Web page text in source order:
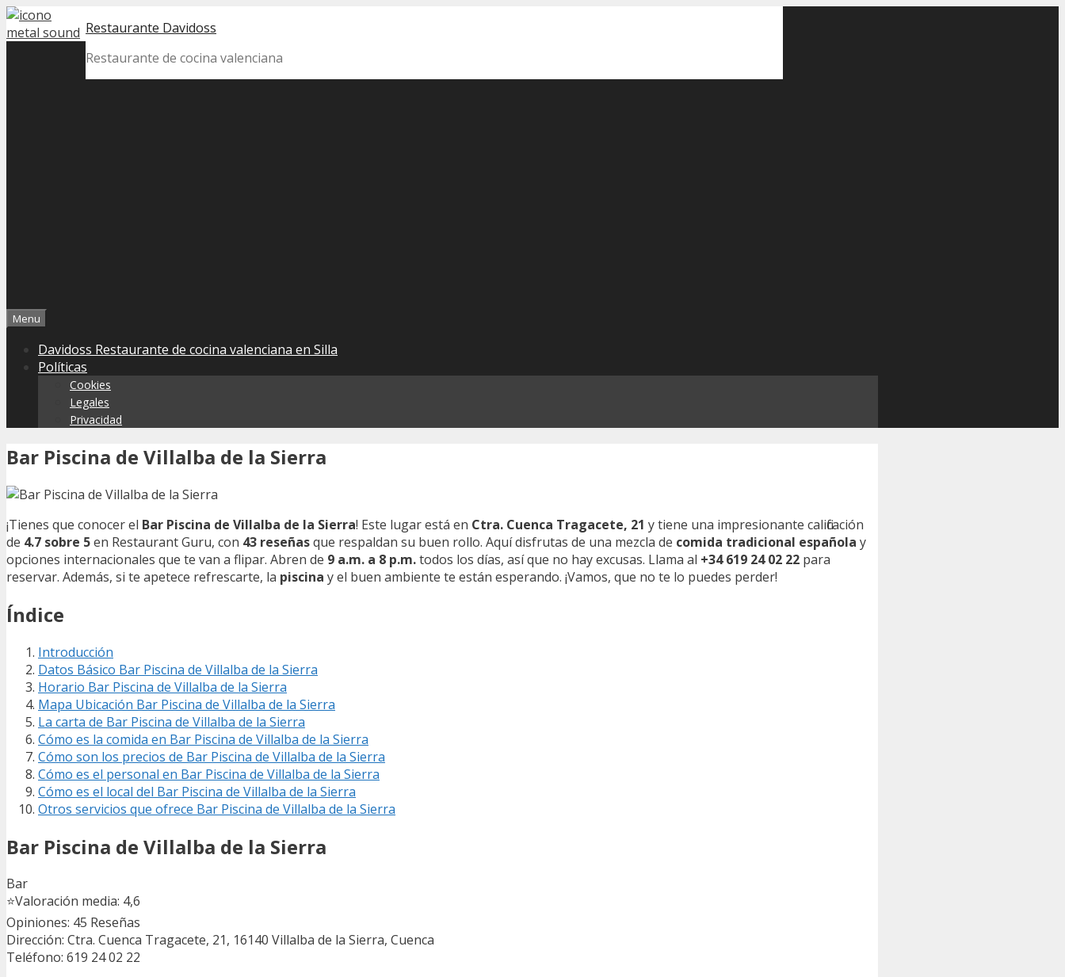
Skip
to
Restaurante Davidoss
Restaurante de cocina valenciana
Menu
Davidoss Restaurante de cocina valenciana en Silla
Políticas
Cookies
Legales
Privacidad
Bar Piscina de Villalba de la Sierra
¡Tienes que conocer el Bar Piscina de Villalba de la Sierra! Este lugar está en Ctra. Cuenca Tragacete, 21 y tiene una impresionante calificación
de 4.7 sobre 5en Restaurant Guru, con 43 reseñasque respaldan su buen rollo. Aquí disfrutas de una mezcla de comida tradicional española y
opciones internacionales que te van a flipar. Abren de 9 a.m. a 8 p.m.todos los días, así que no hay excusas. Llama al +34 619 24 02 22 para
reservar. Además, si te apetece refrescarte, la piscina y el buen ambiente te están esperando. ¡Vamos, que no te lo puedes perder!
Índice
Introducción
Datos Básico Bar Piscina de Villalba de la Sierra
Horario Bar Piscina de Villalba de la Sierra
Mapa Ubicación Bar Piscina de Villalba de la Sierra
La carta de Bar Piscina de Villalba de la Sierra
Cómo es la comida en Bar Piscina de Villalba de la Sierra
Cómo son los precios de Bar Piscina de Villalba de la Sierra
Cómo es el personal en Bar Piscina de Villalba de la Sierra
Cómo es el local del Bar Piscina de Villalba de la Sierra
Otros servicios que ofrece Bar Piscina de Villalba de la Sierra
Bar Piscina de Villalba de la Sierra
Bar
⭐Valoración media: 4,6
Opiniones: 45 Reseñas
Dirección: Ctra. Cuenca Tragacete, 21, 16140 Villalba de la Sierra, Cuenca
Teléfono: 619 24 02 22